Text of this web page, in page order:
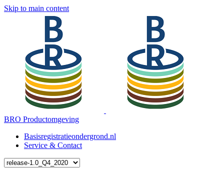
Skip to main content
BRO Productomgeving
Basisregistratieondergrond.nl
Service & Contact